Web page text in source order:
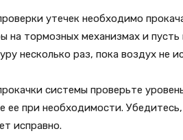
утечек необходимо
на тормозных механизмах и
несколько раз, пока воздух не
системы проверьте
ее при необходимости.
исправно.